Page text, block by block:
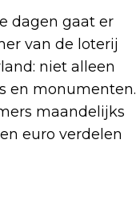
dagen gaat er
van de loterij
niet alleen
en monumenten.
maandelijks
euro verdelen